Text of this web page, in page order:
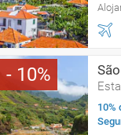
10
10%